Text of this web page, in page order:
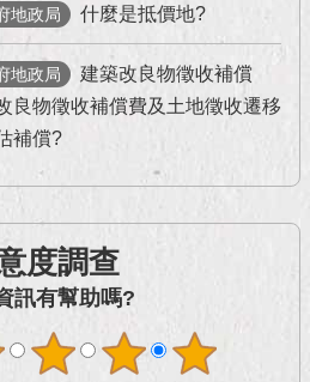
地政局 什麼是抵價地?
地政局
建築改良物徵收補償
良物徵收補償費及土地徵收遷移
補償?
度調查
訊有幫助嗎?